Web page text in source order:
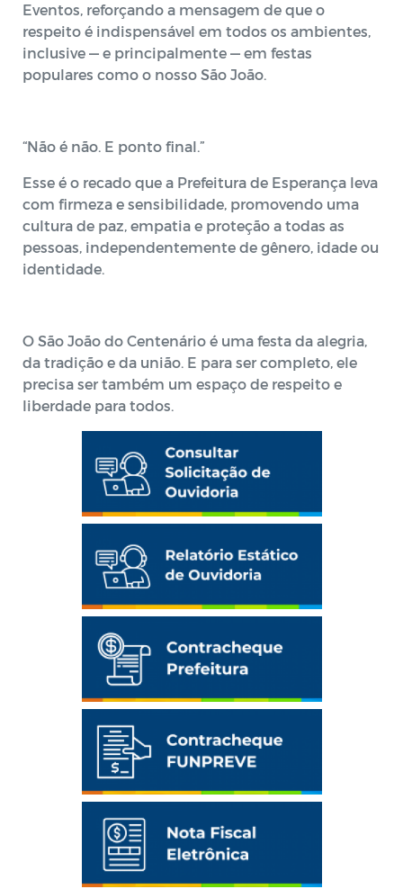
Eventos, reforçando a mensagem de que o
respeito é indispensável em todos os ambientes,
inclusive — e principalmente — em festas
populares como o nosso São João.
“Não é não. E ponto final.”
Esse é o recado que a Prefeitura de Esperança leva
com firmeza e sensibilidade, promovendo uma
cultura de paz, empatia e proteção a todas as
pessoas, independentemente de gênero, idade ou
identidade.
O São João do Centenário é uma festa da alegria,
da tradição e da união. E para ser completo, ele
precisa ser também um espaço de respeito e
liberdade para todos.